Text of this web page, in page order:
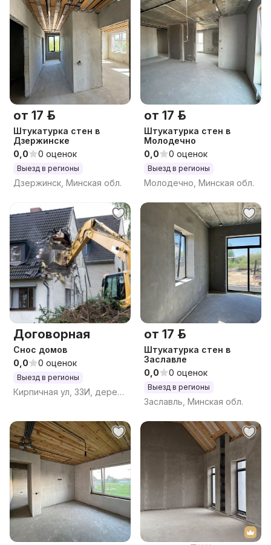
от 17 р.
Штукатурка стен в
Дзержинске
0,0
0 оценок
Выезд в регионы
Дзержинск, Минская обл.
от 17 р.
Штукатурка стен в
Молодечно
0,0
0 оценок
Выезд в регионы
Молодечно, Минская обл.
Договорная
Снос домов
0,0
0 оценок
Выезд в регионы
Кирпичная ул, 33И, деревня Николаевка 1, Полыковичский сельсовет, Могилёвский район, Могилёвская область
от 17 р.
Штукатурка стен в
Заславле
0,0
0 оценок
Выезд в регионы
Заславль, Минская обл.